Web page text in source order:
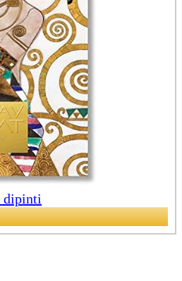
dipinti